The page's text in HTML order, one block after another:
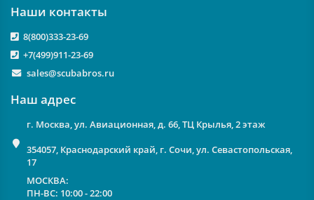
Наши контакты
8(800)333-23-69
+7(499)911-23-69
sales@scubabros.ru
Наш адрес
г. Москва, ул. Авиационная, д. 66, ТЦ Крылья, 2 этаж
354057, Краснодарский край, г. Сочи, ул. Севастопольская,
17
МОСКВА:
ПН-ВС: 10:00 - 22:00